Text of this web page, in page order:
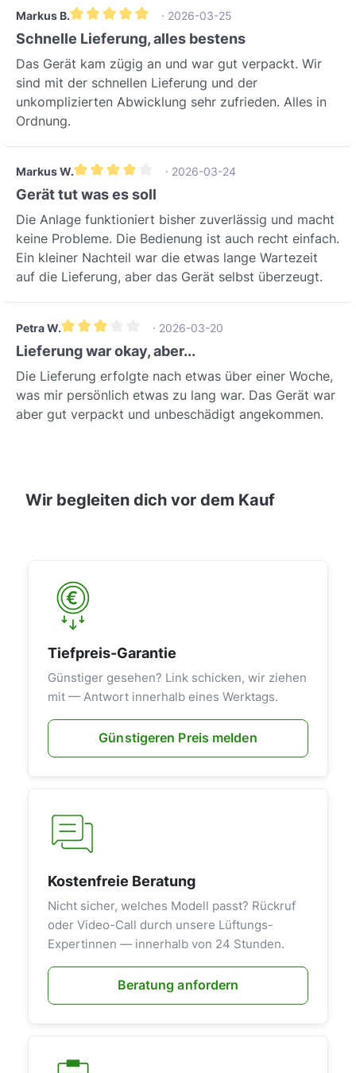
Lüftungsanlage noch heute! Vertrauen
Sie auf das Viessmann Montage-Set
eckig für eine sichere, effiziente und
langlebige Lösung, die perfekt auf Ihre
Anforderungen zugeschnitten ist.
Markus B.
Durchschnittliche Bewertung von 5 von 5 Sternen
· 2026-03-25
Schnelle Lieferung, alles bestens
Das Gerät kam zügig an und war gut verpackt. Wir
sind mit der schnellen Lieferung und der
unkomplizierten Abwicklung sehr zufrieden. Alles in
Ordnung.
Markus W.
Durchschnittliche Bewertung von 4 von 5 Sternen
· 2026-03-24
Gerät tut was es soll
Die Anlage funktioniert bisher zuverlässig und macht
keine Probleme. Die Bedienung ist auch recht einfach.
Ein kleiner Nachteil war die etwas lange Wartezeit
auf die Lieferung, aber das Gerät selbst überzeugt.
Petra W.
Durchschnittliche Bewertung von 3 von 5 Sternen
· 2026-03-20
Lieferung war okay, aber...
Die Lieferung erfolgte nach etwas über einer Woche,
was mir persönlich etwas zu lang war. Das Gerät war
aber gut verpackt und unbeschädigt angekommen.
Wir begleiten dich vor dem Kauf
Tiefpreis-Garantie
Günstiger gesehen? Link schicken, wir ziehen
mit — Antwort innerhalb eines Werktags.
Günstigeren Preis melden
Kostenfreie Beratung
Nicht sicher, welches Modell passt? Rückruf
oder Video-Call durch unsere Lüftungs-
Expertinnen — innerhalb von 24 Stunden.
Beratung anfordern